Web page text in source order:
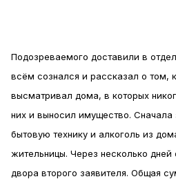
Подозреваемого доставили в
всём сознался и рассказал о том,
высматривал дома, в которых
них и выносил имущество.
бытовую технику и алкоголь из
жительницы. Через несколько дней
двора второго заявителя. Общая